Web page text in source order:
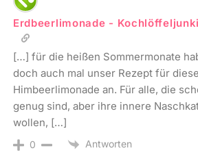
Erdbeerlimonade -
[…] für die heißen Sommermonate
doch auch mal unser Rezept für
Himbeerlimonade an. Für alle, die
genug sind, aber ihre innere
wollen, […]
0 Antworten